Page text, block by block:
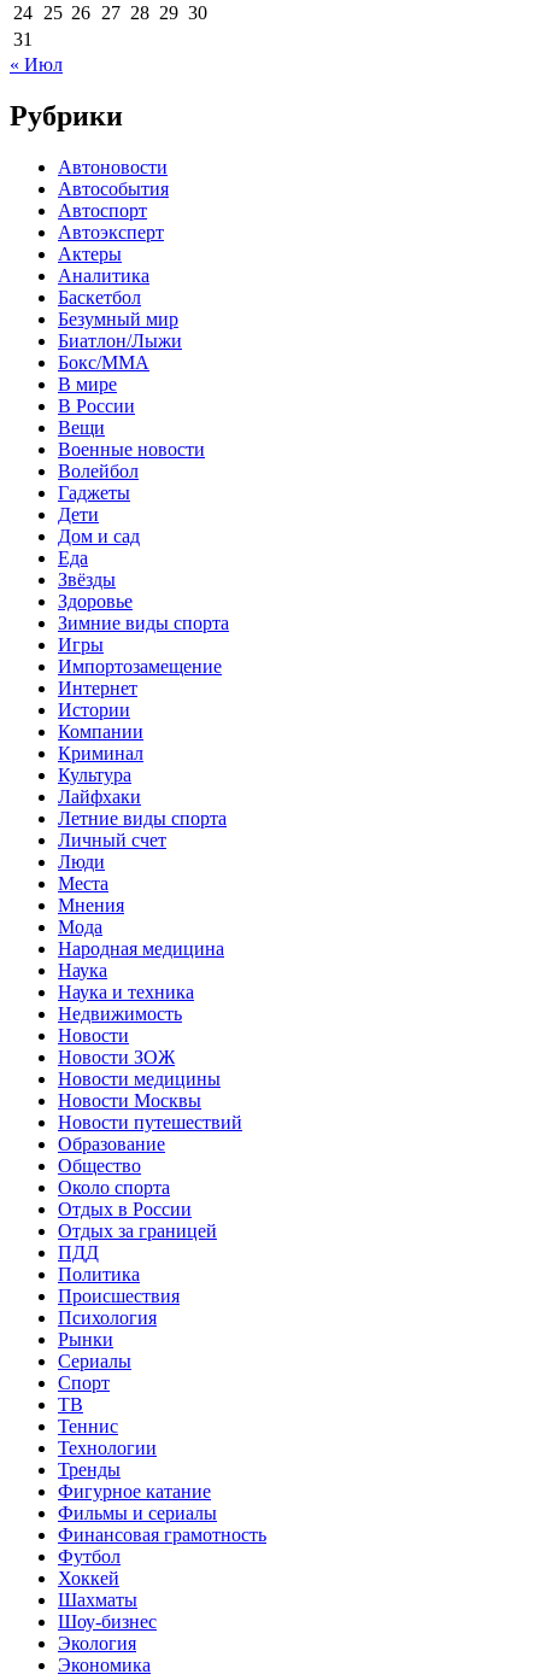
24 25 26 27 28 29 30
31
« Июл
Рубрики
Автоновости
Автособытия
Автоспорт
Автоэксперт
Актеры
Аналитика
Баскетбол
Безумный мир
Биатлон/Лыжи
Бокс/MMA
В мире
В России
Вещи
Военные новости
Волейбол
Гаджеты
Дети
Дом и сад
Еда
Звёзды
Здоровье
Зимние виды спорта
Игры
Импортозамещение
Интернет
Истории
Компании
Криминал
Культура
Лайфхаки
Летние виды спорта
Личный счет
Люди
Места
Мнения
Мода
Народная медицина
Наука
Наука и техника
Недвижимость
Новости
Новости ЗОЖ
Новости медицины
Новости Москвы
Новости путешествий
Образование
Общество
Около спорта
Отдых в России
Отдых за границей
ПДД
Политика
Происшествия
Психология
Рынки
Сериалы
Спорт
ТВ
Теннис
Технологии
Тренды
Фигурное катание
Фильмы и сериалы
Финансовая грамотность
Футбол
Хоккей
Шахматы
Шоу-бизнес
Экология
Экономика